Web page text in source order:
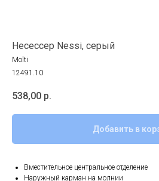
Несессер Nessi, серый
Molti
12491.10
538,00 р.
Добавить в
Вместительное центральное отделение
Наружный карман на молнии